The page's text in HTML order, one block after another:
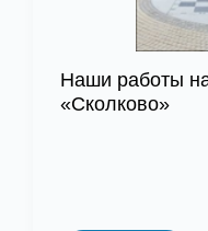
Наши работы
«Сколково»